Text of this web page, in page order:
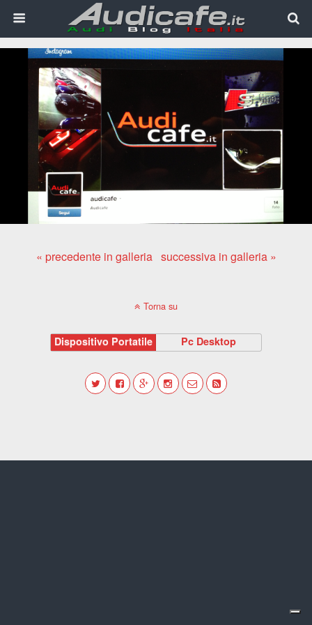
« precedente in galleria successiva in galleria »
Torna su
Dispositivo Portatile Pc Desktop